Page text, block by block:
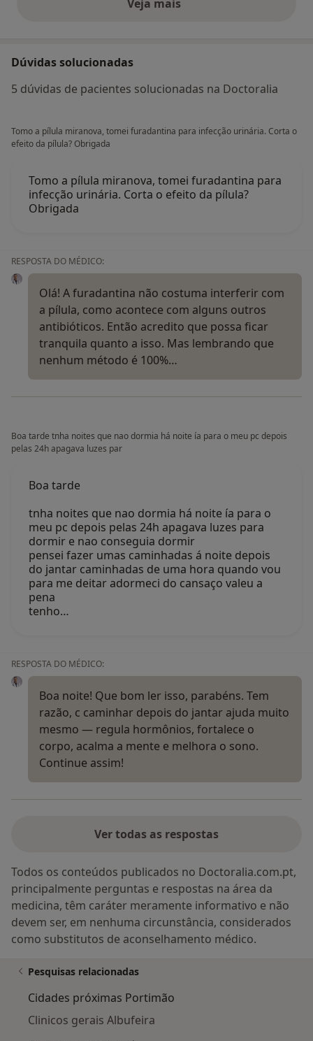
Veja maisopiniões acima
Dúvidas solucionadas
5 dúvidas de pacientes solucionadas na Doctoralia
Tomo a pílula miranova, tomei furadantina para infecção urinária. Corta o
efeito da pílula? Obrigada
Tomo a pílula miranova, tomei furadantina para
infecção urinária. Corta o efeito da pílula?
Obrigada
RESPOSTA DO MÉDICO:
Olá! A furadantina não costuma interferir com
a pílula, como acontece com alguns outros
antibióticos. Então acredito que possa ficar
tranquila quanto a isso. Mas lembrando que
nenhum método é 100%…
Boa tarde tnha noites que nao dormia há noite ía para o meu pc depois
pelas 24h apagava luzes par
Boa tarde
tnha noites que nao dormia há noite ía para o
meu pc depois pelas 24h apagava luzes para
dormir e nao conseguia dormir
pensei fazer umas caminhadas á noite depois
do jantar caminhadas de uma hora quando vou
para me deitar adormeci do cansaço valeu a
pena
tenho…
RESPOSTA DO MÉDICO:
Boa noite! Que bom ler isso, parabéns. Tem
razão, c caminhar depois do jantar ajuda muito
mesmo — regula hormônios, fortalece o
corpo, acalma a mente e melhora o sono.
Continue assim!
Ver todas as respostas
Todos os conteúdos publicados no Doctoralia.com.pt,
principalmente perguntas e respostas na área da
medicina, têm caráter meramente informativo e não
devem ser, em nenhuma circunstância, considerados
como substitutos de aconselhamento médico.
Pesquisas relacionadas
Cidades próximas Portimão
Clinicos gerais Albufeira